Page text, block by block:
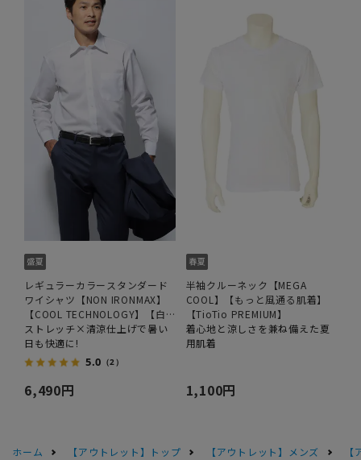
レギュラーカラースタンダード
ワイシャツ【NON IRONMAX】
【COOL TECHNOLOGY】【白
無地】
ストレッチ×清涼仕上げで暑い
日も快適に!
5.0 （2）
6,490円
半袖クルーネック【MEGA
COOL】【もっと風通る肌着】
【TioTio PREMIUM】
着心地と涼しさを兼ね備えた夏
用肌着
1,100円
ホーム 【アウトレット】トップ 【アウトレット】メンズ